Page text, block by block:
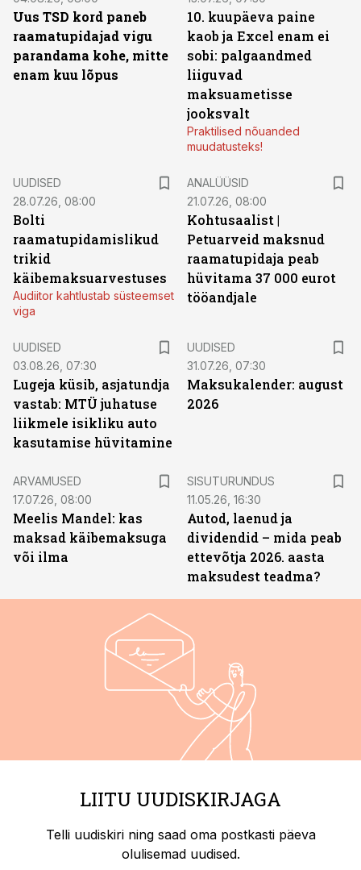
Uus TSD kord paneb
raamatupidajad vigu
parandama kohe, mitte
enam kuu lõpus
10. kuupäeva paine
kaob ja Excel enam ei
sobi: palgaandmed
liiguvad
maksuametisse
jooksvalt
Praktilised nõuanded
muudatusteks!
UUDISED
28.07.26, 08:00
Bolti
raamatupidamislikud
trikid
käibemaksuarvestuses
Audiitor kahtlustab süsteemset
viga
ANALÜÜSID
21.07.26, 08:00
Kohtusaalist |
Petuarveid maksnud
raamatupidaja peab
hüvitama 37 000 eurot
tööandjale
UUDISED
03.08.26, 07:30
Lugeja küsib, asjatundja
vastab: MTÜ juhatuse
liikmele isikliku auto
kasutamise hüvitamine
UUDISED
31.07.26, 07:30
Maksukalender: august
2026
ARVAMUSED
17.07.26, 08:00
Meelis Mandel: kas
maksad käibemaksuga
või ilma
SISUTURUNDUS
11.05.26, 16:30
Autod, laenud ja
dividendid – mida peab
ettevõtja 2026. aasta
maksudest teadma?
LIITU UUDISKIRJAGA
Telli uudiskiri ning saad oma postkasti päeva
olulisemad uudised.